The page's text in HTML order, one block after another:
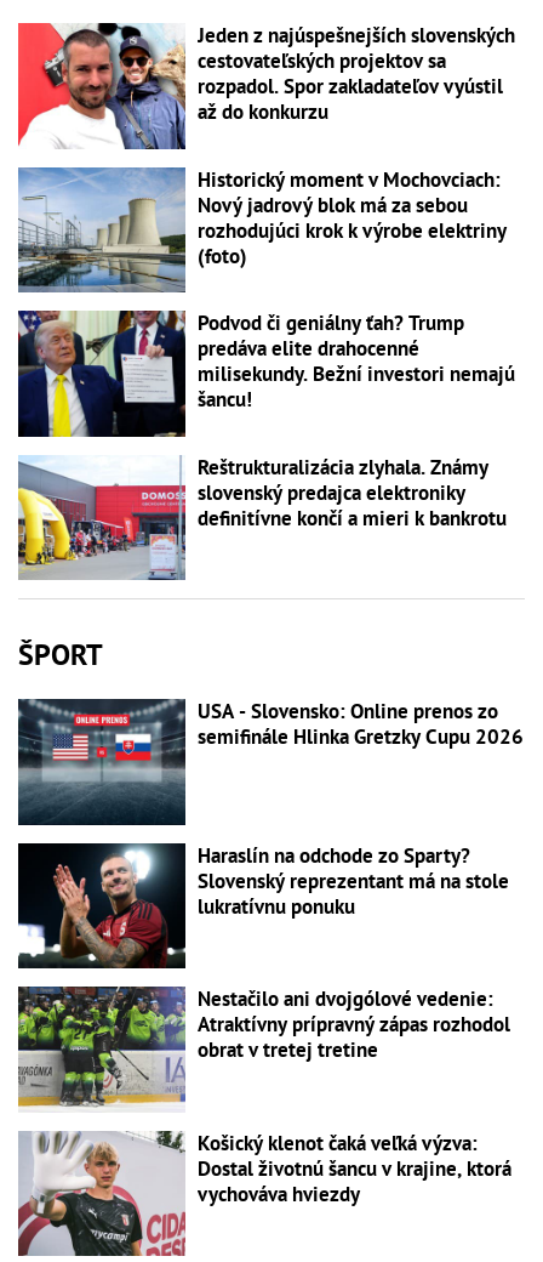
Jeden z najúspešnejších slovenských
cestovateľských projektov sa
rozpadol. Spor zakladateľov vyústil
až do konkurzu
Historický moment v Mochovciach:
Nový jadrový blok má za sebou
rozhodujúci krok k výrobe elektriny
(foto)
Podvod či geniálny ťah? Trump
predáva elite drahocenné
milisekundy. Bežní investori nemajú
šancu!
Reštrukturalizácia zlyhala. Známy
slovenský predajca elektroniky
definitívne končí a mieri k bankrotu
ŠPORT
USA - Slovensko: Online prenos zo
semifinále Hlinka Gretzky Cupu 2026
Haraslín na odchode zo Sparty?
Slovenský reprezentant má na stole
lukratívnu ponuku
Nestačilo ani dvojgólové vedenie:
Atraktívny prípravný zápas rozhodol
obrat v tretej tretine
Košický klenot čaká veľká výzva:
Dostal životnú šancu v krajine, ktorá
vychováva hviezdy